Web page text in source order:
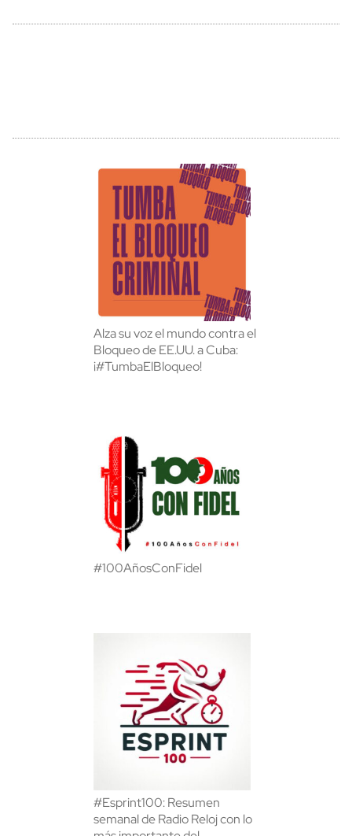
Alza su voz el mundo contra el
Bloqueo de EE.UU. a Cuba:
¡#TumbaElBloqueo!
#100AñosConFidel
#Esprint100: Resumen
semanal de Radio Reloj con lo